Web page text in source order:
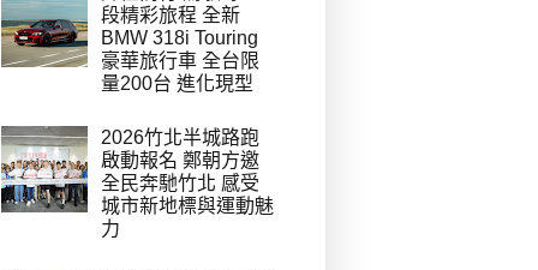
段精彩旅程 全新
BMW 318i Touring
豪華旅行車 全台限
量200台 進化現型
2026竹北半城路跑
啟動報名 鄭朝方邀
全民奔馳竹北 感受
城市新地標與運動魅
力